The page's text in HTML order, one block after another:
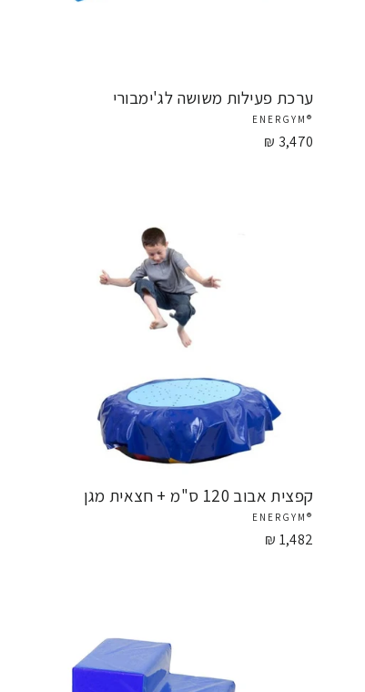
ערכת פעילות משושה לג'ימבורי
®ENERGYM
3,470 ₪
קפצית אבוב 120 ס"מ + חצאית מגן
®ENERGYM
1,482 ₪